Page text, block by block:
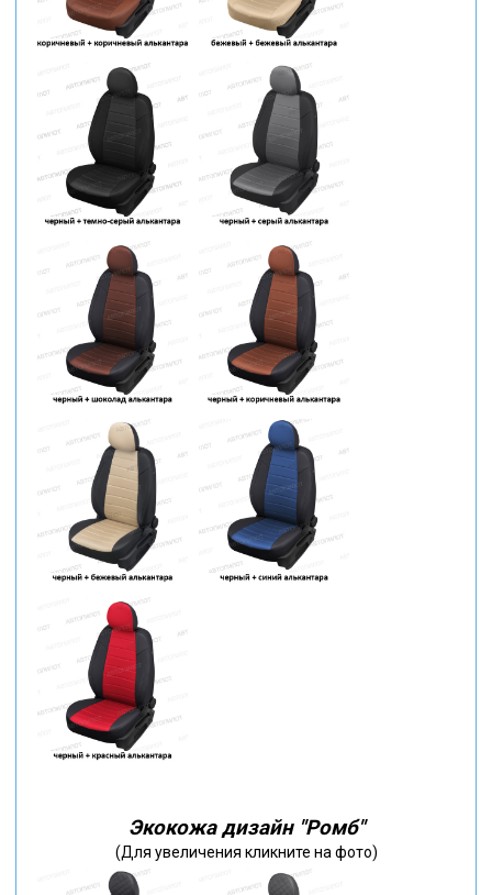
Экокожа дизайн "Ромб"
(Для увеличения кликните на фото)